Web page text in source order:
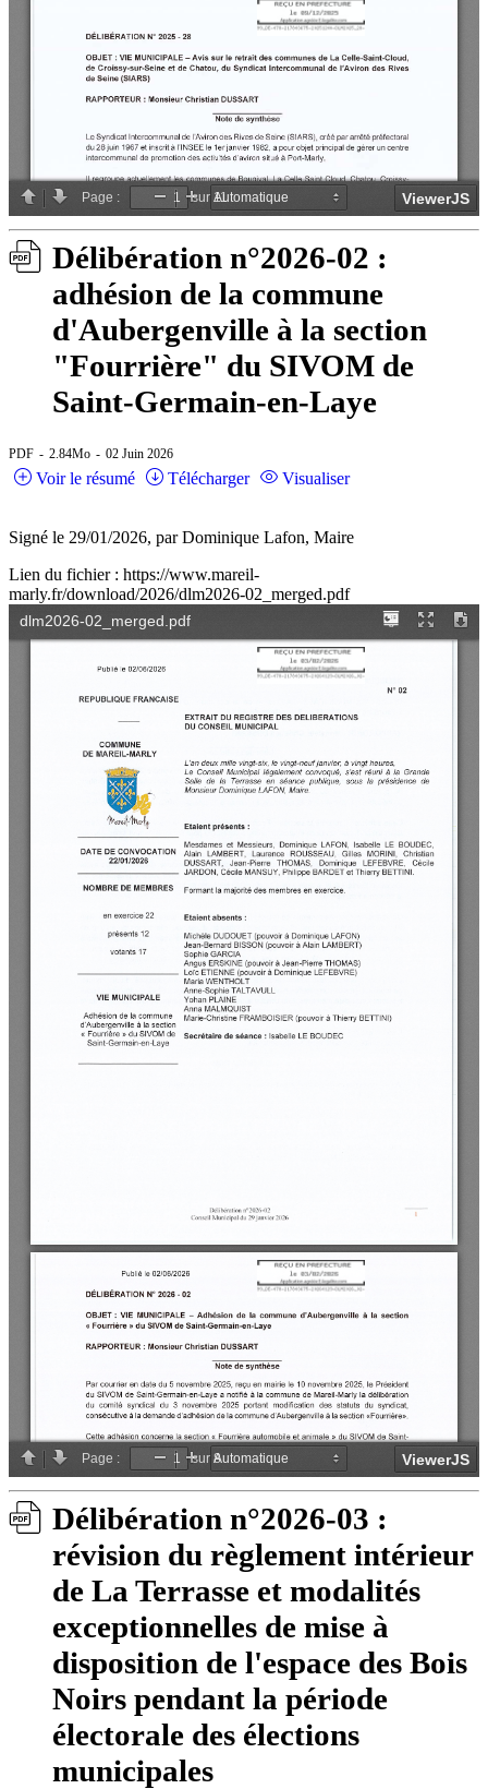
Délibération n°2026-02 :
adhésion de la commune
d'Aubergenville à la section
"Fourrière" du SIVOM de
Saint-Germain-en-Laye
PDF 2.84Mo 02 Juin 2026
Voir le résumé Télécharger Visualiser
Signé le 29/01/2026, par Dominique Lafon, Maire
Lien du fichier : https://www.mareil-
marly.fr/download/2026/dlm2026-02_merged.pdf
Délibération n°2026-03 :
révision du règlement intérieur
de La Terrasse et modalités
exceptionnelles de mise à
disposition de l'espace des Bois
Noirs pendant la période
électorale des élections
municipales